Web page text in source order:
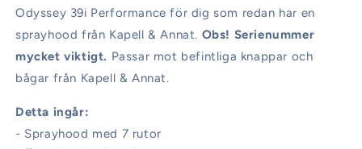
Odyssey 39i Performance för dig som redan har en
sprayhood från Kapell & Annat. Obs! Serienummer
mycket viktigt. Passar mot befintliga knappar och
bågar från Kapell & Annat.
Detta ingår:
- Sprayhood med 7 rutor